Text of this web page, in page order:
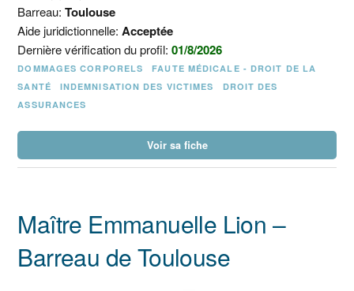
Barreau:Toulouse
Aide juridictionnelle:Acceptée
Dernière vérification du profil:01/8/2026
DOMMAGES CORPORELS
FAUTE MÉDICALE - DROIT DE LA
SANTÉ
INDEMNISATION DES VICTIMES
DROIT DES
ASSURANCES
Voir sa fiche
Maître Emmanuelle Lion –
Barreau de Toulouse